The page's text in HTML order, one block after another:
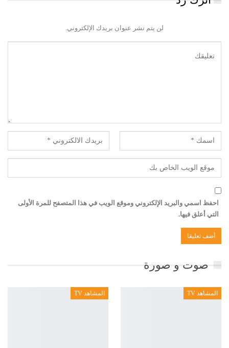
لن يتم نشر عنوان بريدك الإلكتروني.
احفظ اسمي والبريد الإلكتروني وموقع الويب في هذا المتصفح للمرة الأولى
التي أعلق فيها.
صوت و صورة
المشاهد TV المشاهد TV